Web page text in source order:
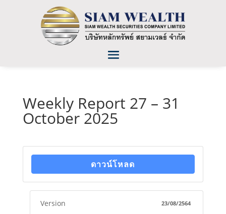
Weekly Report 27 – 31
October 2025
ดาวน์โหลด
Version 23/08/2564